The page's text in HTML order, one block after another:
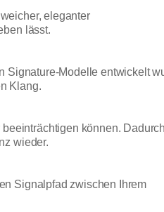
eleganter
lässt.
Signature-Modelle entwickelt
Klang.
können. Dadurch
wieder.
Signalpfad zwischen Ihrem